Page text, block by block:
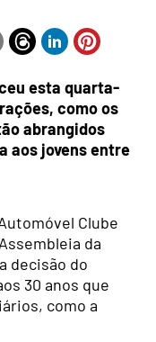
esta quarta-
como os
abrangidos
aos jovens entre
Clube
da
decisão do
30 anos que
como a